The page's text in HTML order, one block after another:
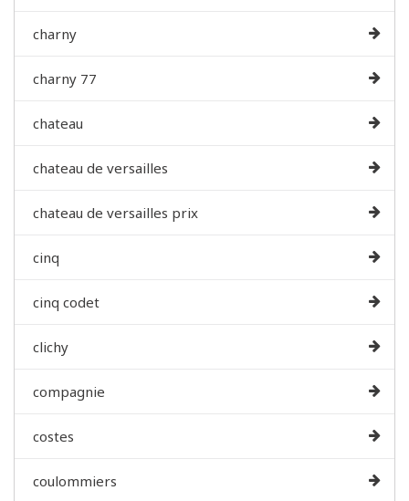
charny
charny 77
chateau
chateau de versailles
chateau de versailles prix
cinq
cinq codet
clichy
compagnie
costes
coulommiers